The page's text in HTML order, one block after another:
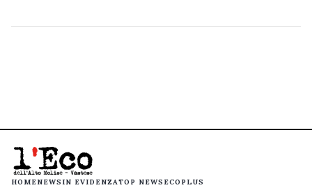
HOMENEWS IN EVIDENZATOP NEWS ECOPLUS